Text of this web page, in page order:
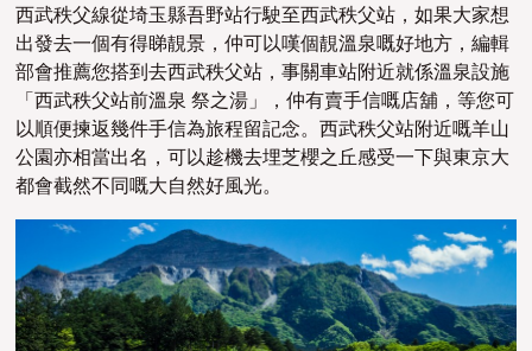
西武秩父線從埼玉縣吾野站行駛至西武秩父站，如果大家想
出發去一個有得睇靚景，仲可以嘆個靚溫泉嘅好地方，編輯
部會推薦您搭到去西武秩父站，事關車站附近就係溫泉設施
「西武秩父站前溫泉 祭之湯」，仲有賣手信嘅店舖，等您可
以順便揀返幾件手信為旅程留記念。西武秩父站附近嘅羊山
公園亦相當出名，可以趁機去埋芝櫻之丘感受一下與東京大
都會截然不同嘅大自然好風光。